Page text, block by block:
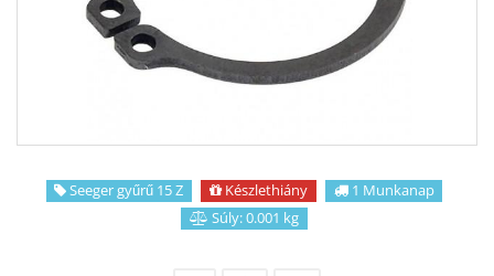
KAPCSOLAT
Seeger gyűrű 15 Z Készlethiány
1 Munkanap
Súly: 0.001 kg